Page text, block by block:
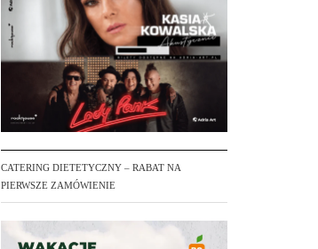
CATERING DIETETYCZNY – RABAT NA
PIERWSZE ZAMÓWIENIE